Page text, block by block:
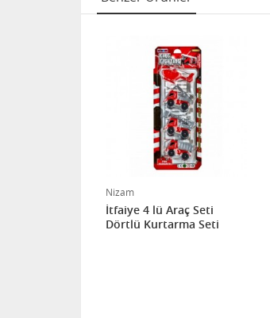
Nizam
İtfaiye 4 lü Araç Seti
Dörtlü Kurtarma Seti